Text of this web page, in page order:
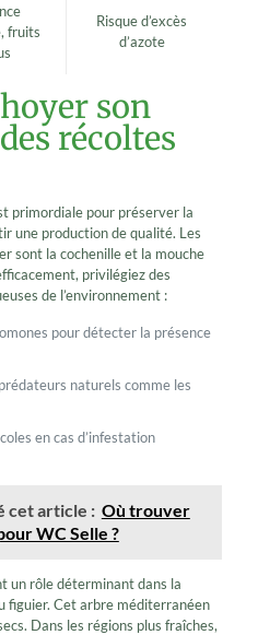
fruits
Risque d’excès
d’azote
son
récoltes
primordiale pour préserver la
une production de qualité. Les
sont la cochenille et la mouche
privilégiez des
de l’environnement :
pour détecter la présence
naturels comme les
en cas d’infestation
cet article : Où trouver
WC Selle ?
un rôle déterminant dans la
figuier. Cet arbre méditerranéen
Dans les régions plus fraîches,